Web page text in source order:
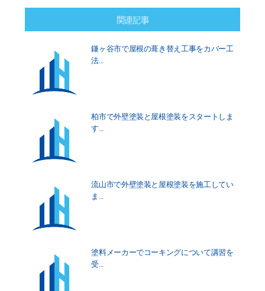
関連記事
鎌ヶ谷市で屋根の葺き替え工事をカバー工
法...
柏市で外壁塗装と屋根塗装をスタートしま
す...
流山市で外壁塗装と屋根塗装を施工してい
ま...
塗料メーカーでコーキングについて講習を
受...